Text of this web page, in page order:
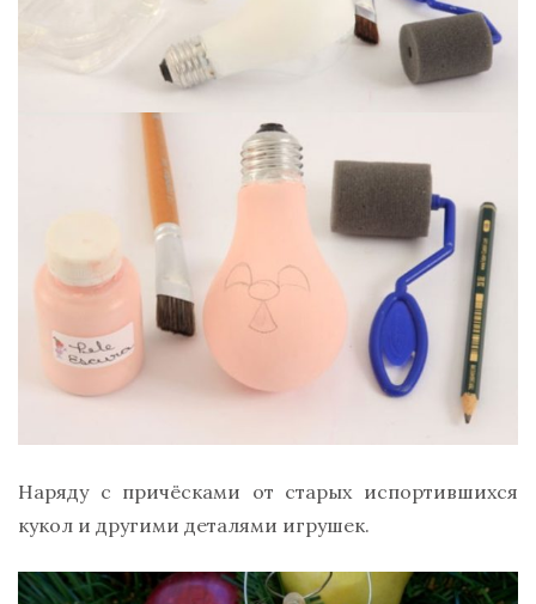
Наряду с причёсками от старых испортившихся
кукол и другими деталями игрушек.